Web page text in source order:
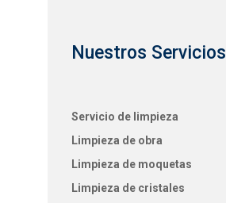
Nuestros Servicios
Servicio de limpieza
Limpieza de obra
Limpieza de moquetas
Limpieza de cristales